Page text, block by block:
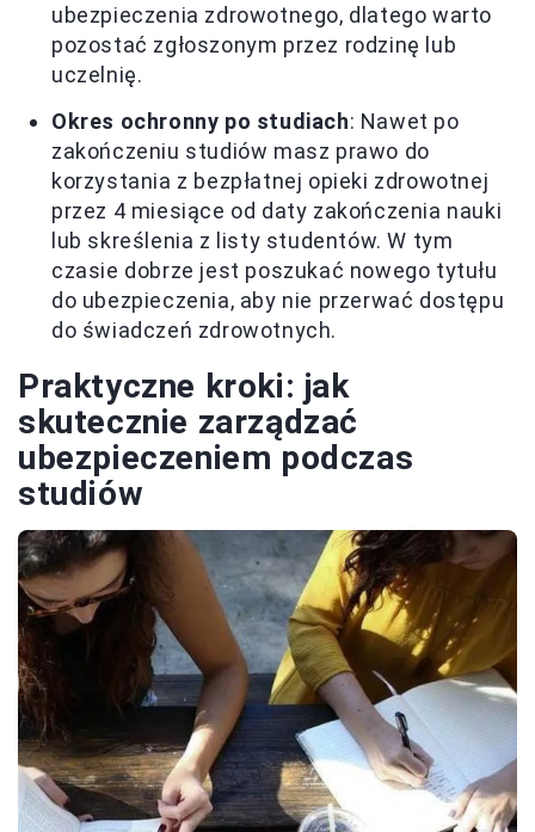
ubezpieczenia zdrowotnego, dlatego warto
pozostać zgłoszonym przez rodzinę lub
uczelnię.
Okres ochronny po studiach: Nawet po
zakończeniu studiów masz prawo do
korzystania z bezpłatnej opieki zdrowotnej
przez 4 miesiące od daty zakończenia nauki
lub skreślenia z listy studentów. W tym
czasie dobrze jest poszukać nowego tytułu
do ubezpieczenia, aby nie przerwać dostępu
do świadczeń zdrowotnych.
Praktyczne kroki: jak
skutecznie zarządzać
ubezpieczeniem podczas
studiów